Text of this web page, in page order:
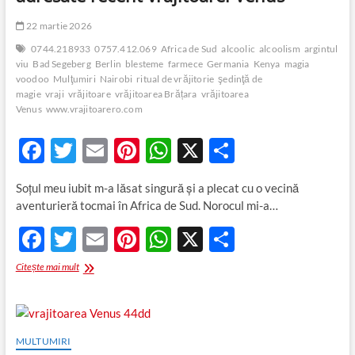
22 martie 2026
0744.218933 0757.412.069 Africa de Sud alcoolic alcoolism argintul
viu Bad Segeberg Berlin blesteme farmece Germania Kenya magia
voodoo Mulţumiri Nairobi ritual de vrăjitorie şedinţă de
magie vraji vrăjitoare vrăjitoarea Brățara vrăjitoarea
Venus www.vrajitoarero.com
F
e
b
o
o
k
T
itt
er
E
ail
Pi
er
es
t
W
at
s
A
X P
ta
je
az
Soţul meu iubit m-a lăsat singură şi a plecat cu o vecină
aventurieră tocmai în Africa de Sud. Norocul mi-a…
F
ac
b
o
T
w
er
E Pi
es
WX P
Citește mai multMulţumiri
MULTUMIRI